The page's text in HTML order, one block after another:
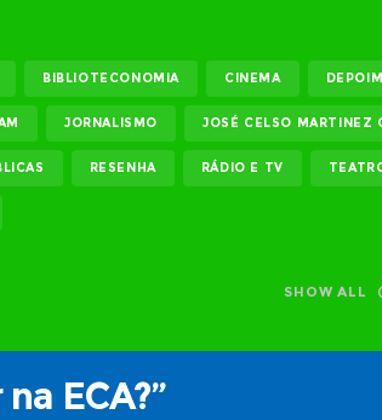
BIBLIOTECONOMIA CINEMA
JORNALISMO JOSÉ CELSO MARTINEZ
RESENHA RÁDIO E TV
SHOW ALL
ECA?”